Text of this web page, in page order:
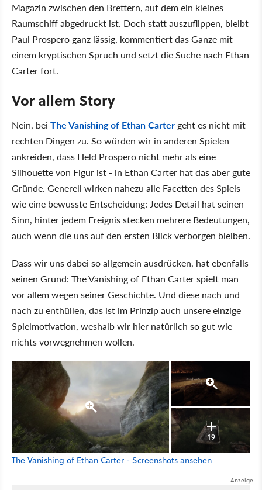
Magazin zwischen den Brettern, auf dem ein kleines
Raumschiff abgedruckt ist. Doch statt auszuflippen, bleibt
Paul Prospero ganz lässig, kommentiert das Ganze mit
einem kryptischen Spruch und setzt die Suche nach Ethan
Carter fort.
Vor allem Story
Nein, bei The Vanishing of Ethan Carter geht es nicht mit
rechten Dingen zu. So würden wir in anderen Spielen
ankreiden, dass Held Prospero nicht mehr als eine
Silhouette von Figur ist - in Ethan Carter hat das aber gute
Gründe. Generell wirken nahezu alle Facetten des Spiels
wie eine bewusste Entscheidung: Jedes Detail hat seinen
Sinn, hinter jedem Ereignis stecken mehrere Bedeutungen,
auch wenn die uns auf den ersten Blick verborgen bleiben.
Dass wir uns dabei so allgemein ausdrücken, hat ebenfalls
seinen Grund: The Vanishing of Ethan Carter spielt man
vor allem wegen seiner Geschichte. Und diese nach und
nach zu enthüllen, das ist im Prinzip auch unsere einzige
Spielmotivation, weshalb wir hier natürlich so gut wie
nichts vorwegnehmen wollen.
19
The Vanishing of Ethan Carter - Screenshots ansehen